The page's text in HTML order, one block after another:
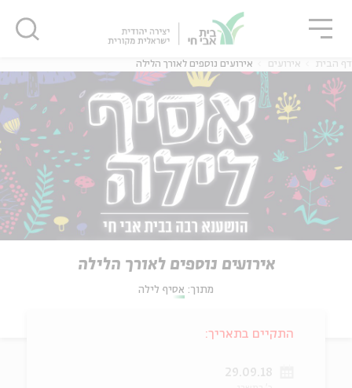
דף הבית אירועים אירועים נוספים לאורך הלילה
אירועים נוספים לאורך הלילה
מתוך: אסיף לילה
התקיים בתאריך:
29.09.18
סגור